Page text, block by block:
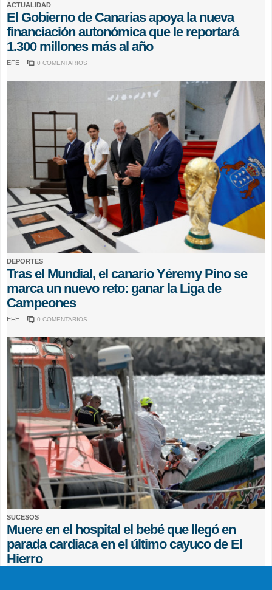
ACTUALIDAD
El Gobierno de Canarias apoya la nueva
financiación autonómica que le reportará
1.300 millones más al año
EFE 0 COMENTARIOS
DEPORTES
Tras el Mundial, el canario Yéremy Pino se
marca un nuevo reto: ganar la Liga de
Campeones
EFE 0 COMENTARIOS
SUCESOS
Muere en el hospital el bebé que llegó en
parada cardiaca en el último cayuco de El
Hierro